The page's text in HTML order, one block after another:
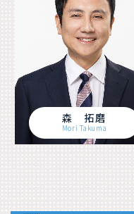
森 拓磨
Mori Takuma